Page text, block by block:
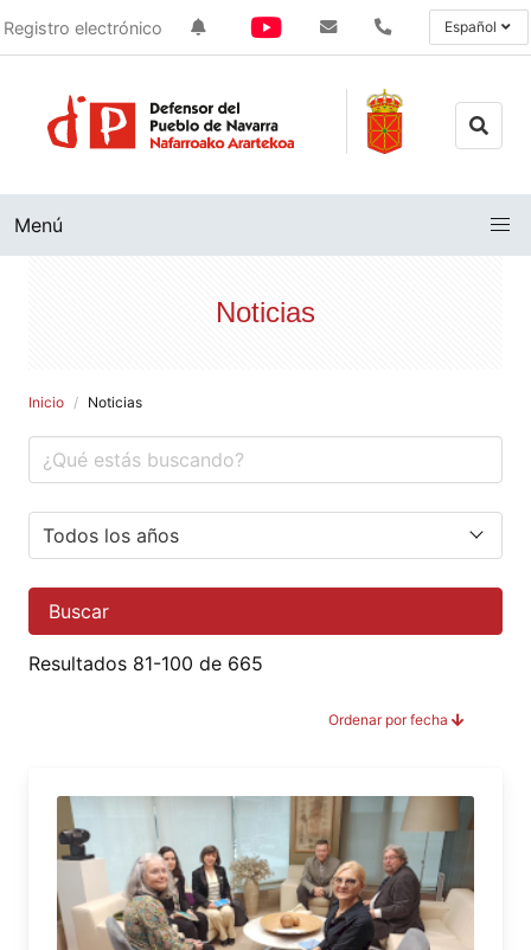
Registro electrónico Español
Menú
Noticias
Inicio Noticias
Buscar
Resultados 81-100 de 665
Ordenar por fecha